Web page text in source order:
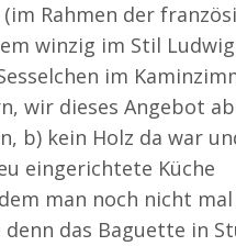
Rahmen der
winzig im Stil
im
wir dieses Angebot
b) kein Holz da war
eingerichtete Küche
man noch nicht mal
das Baguette in